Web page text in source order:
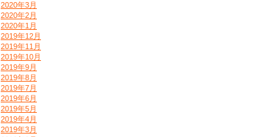
2020年3月
2020年2月
2020年1月
2019年12月
2019年11月
2019年10月
2019年9月
2019年8月
2019年7月
2019年6月
2019年5月
2019年4月
2019年3月